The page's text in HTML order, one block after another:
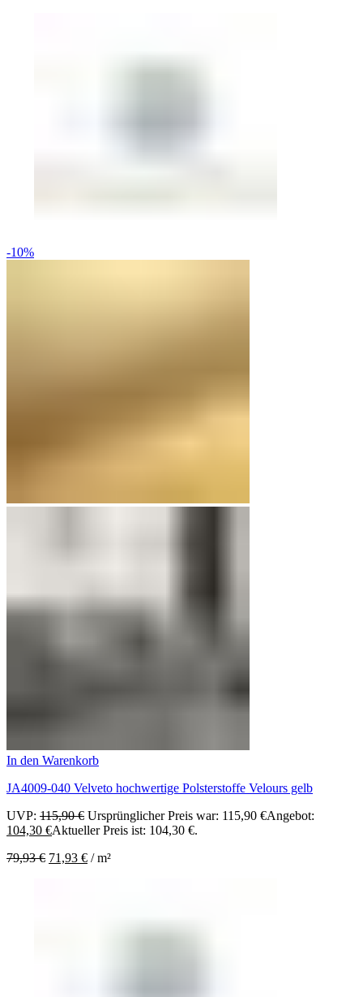
-10%
In den Warenkorb
JA4009-040 Velveto hochwertige Polsterstoffe Velours gelb
UVP: 115,90€ Ursprünglicher Preis war: 115,90 €Angebot:
104,30 €Aktueller Preis ist: 104,30 €.
79,93€ 71,93 € /m²